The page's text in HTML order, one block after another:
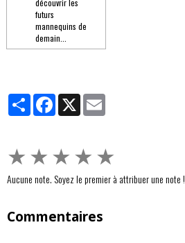
découvrir les
futurs
mannequins de
demain...
PartagerFacebook
X
★★★★★
Aucune note. Soyez le premier à attribuer une note !
Commentaires